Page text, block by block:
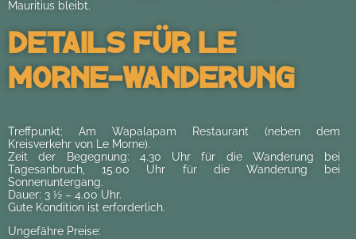
Mauritius bleibt.
Details Für Le
Morne-Wanderung
Treffpunkt: Am Wapalapam Restaurant (neben dem
Kreisverkehr von Le Morne).
Zeit der Begegnung: 4.30 Uhr für die Wanderung bei
Tagesanbruch, 15.00 Uhr für die Wanderung bei
Sonnenuntergang.
Dauer: 3 ½ – 4.00 Uhr.
Gute Kondition ist erforderlich.
Ungefähre Preise: